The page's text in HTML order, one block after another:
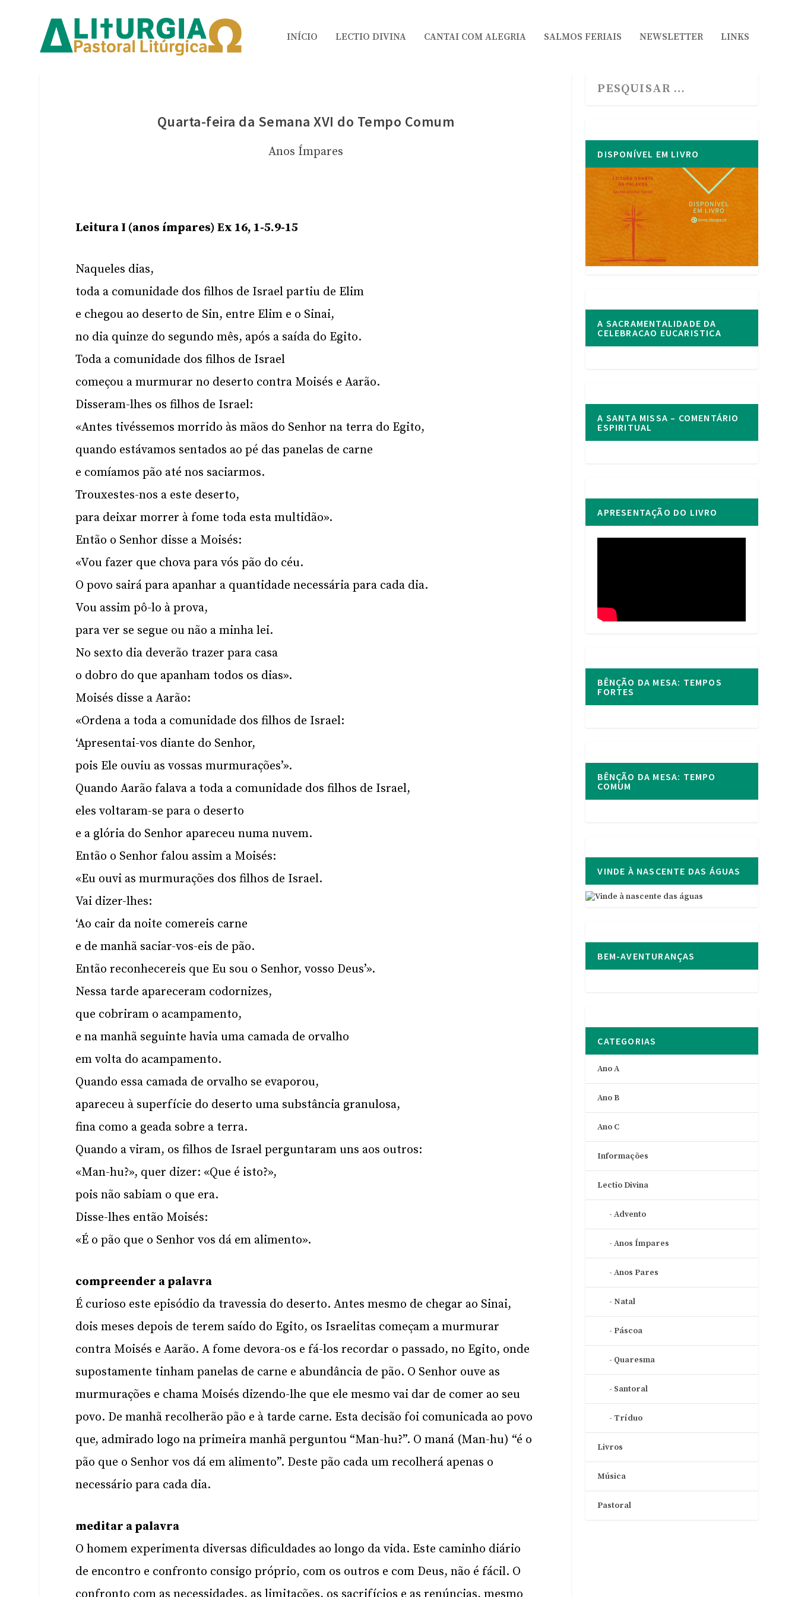
INÍCIO LECTIO DIVINA CANTAI COM ALEGRIA SALMOS FERIAIS NEWSLETTER LINKS
Quarta-feira da Semana XVI do Tempo Comum
Anos Ímpares
Leitura I (anos ímpares) Ex 16, 1-5.9-15
Naqueles dias,
toda a comunidade dos filhos de Israel partiu de Elim
e chegou ao deserto de Sin, entre Elim e o Sinai,
no dia quinze do segundo mês, após a saída do Egito.
Toda a comunidade dos filhos de Israel
começou a murmurar no deserto contra Moisés e Aarão.
Disseram-lhes os filhos de Israel:
«Antes tivéssemos morrido às mãos do Senhor na terra do Egito,
quando estávamos sentados ao pé das panelas de carne
e comíamos pão até nos saciarmos.
Trouxestes-nos a este deserto,
para deixar morrer à fome toda esta multidão».
Então o Senhor disse a Moisés:
«Vou fazer que chova para vós pão do céu.
O povo sairá para apanhar a quantidade necessária para cada dia.
Vou assim pô-lo à prova,
para ver se segue ou não a minha lei.
No sexto dia deverão trazer para casa
o dobro do que apanham todos os dias».
Moisés disse a Aarão:
«Ordena a toda a comunidade dos filhos de Israel:
‘Apresentai-vos diante do Senhor,
pois Ele ouviu as vossas murmurações’».
Quando Aarão falava a toda a comunidade dos filhos de Israel,
eles voltaram-se para o deserto
e a glória do Senhor apareceu numa nuvem.
Então o Senhor falou assim a Moisés:
«Eu ouvi as murmurações dos filhos de Israel.
Vai dizer-lhes:
‘Ao cair da noite comereis carne
e de manhã saciar-vos-eis de pão.
Então reconhecereis que Eu sou o Senhor, vosso Deus’».
Nessa tarde apareceram codornizes,
que cobriram o acampamento,
e na manhã seguinte havia uma camada de orvalho
em volta do acampamento.
Quando essa camada de orvalho se evaporou,
apareceu à superfície do deserto uma substância granulosa,
fina como a geada sobre a terra.
Quando a viram, os filhos de Israel perguntaram uns aos outros:
«Man-hu?», quer dizer: «Que é isto?»,
pois não sabiam o que era.
Disse-lhes então Moisés:
«É o pão que o Senhor vos dá em alimento».
compreender a palavra
É curioso este episódio da travessia do deserto. Antes mesmo de chegar ao Sinai,
dois meses depois de terem saído do Egito, os Israelitas começam a murmurar
contra Moisés e Aarão. A fome devora-os e fá-los recordar o passado, no Egito, onde
supostamente tinham panelas de carne e abundância de pão. O Senhor ouve as
murmurações e chama Moisés dizendo-lhe que ele mesmo vai dar de comer ao seu
povo. De manhã recolherão pão e à tarde carne. Esta decisão foi comunicada ao povo
que, admirado logo na primeira manhã perguntou “Man-hu?”. O maná (Man-hu) “é o
pão que o Senhor vos dá em alimento”. Deste pão cada um recolherá apenas o
necessário para cada dia.
meditar a palavra
O homem experimenta diversas dificuldades ao longo da vida. Este caminho diário
de encontro e confronto consigo próprio, com os outros e com Deus, não é fácil. O
DISPONÍVEL EM LIVRO
A SACRAMENTALIDADE DA
CELEBRACAO EUCARISTICA
A SANTA MISSA – COMENTÁRIO
ESPIRITUAL
APRESENTAÇÃO DO LIVRO
BÊNÇÃO DA MESA: TEMPOS
FORTES
BÊNÇÃO DA MESA: TEMPO
COMUM
VINDE À NASCENTE DAS ÁGUAS
BEM-AVENTURANÇAS
CATEGORIAS
Ano A
Ano B
Ano C
Informações
Lectio Divina
Advento
Anos Ímpares
Anos Pares
Natal
Páscoa
Quaresma
Santoral
Tríduo
Livros
Música
Pastoral